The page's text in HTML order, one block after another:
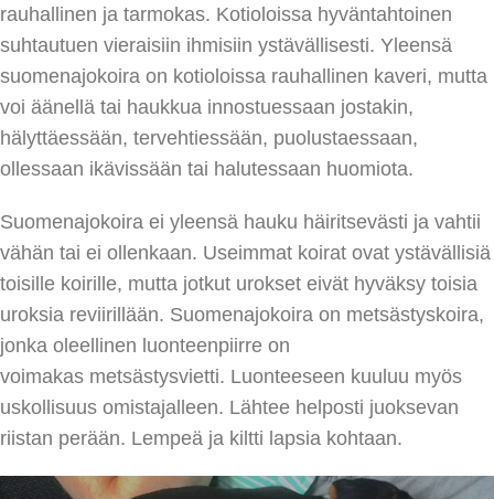
rauhallinen ja tarmokas. Kotioloissa hyväntahtoinen
suhtautuen vieraisiin ihmisiin ystävällisesti. Yleensä
suomenajokoira on kotioloissa rauhallinen kaveri, mutta
voi äänellä tai haukkua innostuessaan jostakin,
hälyttäessään, tervehtiessään, puolustaessaan,
ollessaan ikävissään tai halutessaan huomiota.
Suomenajokoira ei yleensä hauku häiritsevästi ja vahtii
vähän tai ei ollenkaan. Useimmat koirat ovat ystävällisiä
toisille koirille, mutta jotkut urokset eivät hyväksy toisia
uroksia reviirillään. Suomenajokoira on metsästyskoira,
jonka oleellinen luonteenpiirre on
voimakas metsästysvietti. Luonteeseen kuuluu myös
uskollisuus omistajalleen. Lähtee helposti juoksevan
riistan perään. Lempeä ja kiltti lapsia kohtaan.